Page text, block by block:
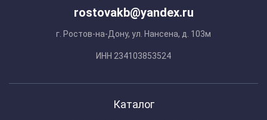
rostovakb@yandex.ru
г. Ростов-на-Дону, ул. Нансена, д. 103м
ИНН 234103853524
Каталог